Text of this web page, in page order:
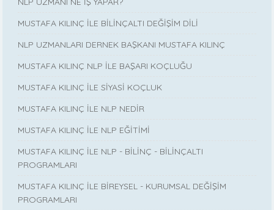
MUSTAFA KILINÇ İLE BİLİNÇALTI DEĞİŞİM DİLİ
NLP UZMANLARI DERNEK BAŞKANI MUSTAFA KILINÇ
MUSTAFA KILINÇ NLP İLE BAŞARI KOÇLUĞU
MUSTAFA KILINÇ İLE SİYASİ KOÇLUK
MUSTAFA KILINÇ İLE NLP NEDİR
MUSTAFA KILINÇ İLE NLP EĞİTİMİ
MUSTAFA KILINÇ İLE NLP - BİLİNÇ - BİLİNÇALTI
PROGRAMLARI
MUSTAFA KILINÇ İLE BİREYSEL - KURUMSAL DEĞİŞİM
PROGRAMLARI